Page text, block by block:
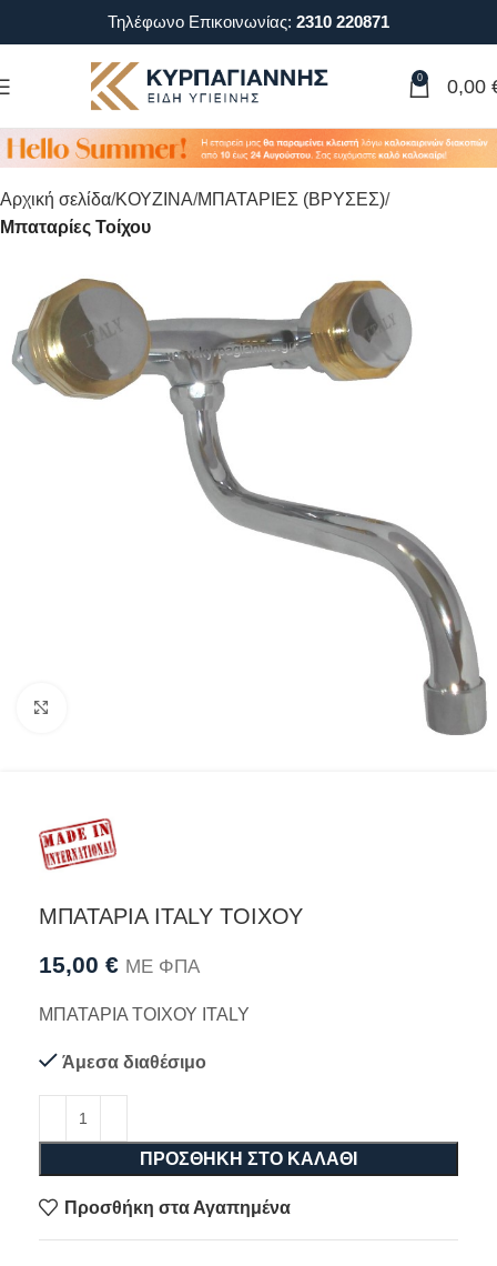
Τηλέφωνο Επικοινωνίας: 2310 220871
0 0,00
Αρχική σελίδα ΚΟΥΖΙΝΑ ΜΠΑΤΑΡΙΕΣ (ΒΡΥΣΕΣ)
Μπαταρίες Τοίχου
ΜΠΑΤΑΡΙΑ ITALY ΤΟΙΧΟΥ
15,00 € ΜΕ ΦΠΑ
ΜΠΑΤΑΡΙΑ ΤΟΙΧΟΥ ITALY
Άμεσα διαθέσιμο
ΠΡΟΣΘΉΚΗ ΣΤΟ ΚΑΛΆΘΙ
Προσθήκη στα Αγαπημένα